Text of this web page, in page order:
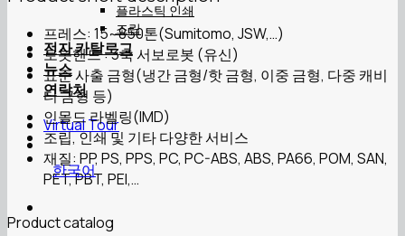
플라스틱 인쇄
조립
전자 카탈로그
뉴스
연락처
Virtual Tour
한국어
프레스: 15~850톤(Sumitomo, JSW,…)
로봇핸드 : 3축 서보로봇 (유신)
표준 사출 금형(냉간 금형/핫 금형, 이중 금형, 다중 캐비
티 금형 등)
인몰드 라벨링(IMD)
조립, 인쇄 및 기타 다양한 서비스
재질: PP, PS, PPS, PC, PC-ABS, ABS, PA66, POM, SAN,
PET, PBT, PEI,…
Product catalog